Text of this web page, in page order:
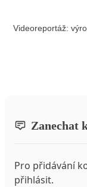
Videoreportáž:
Zanechat
Pro přidávání
přihlásit.